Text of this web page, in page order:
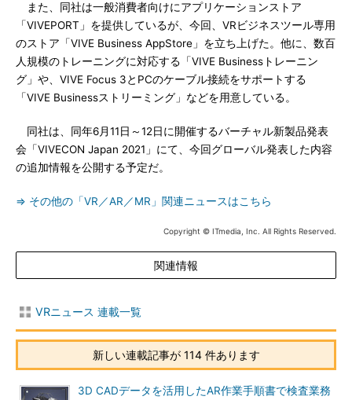
また、同社は一般消費者向けにアプリケーションストア
「VIVEPORT」を提供しているが、今回、VRビジネスツール専用
のストア「VIVE Business AppStore」を立ち上げた。他に、数百
人規模のトレーニングに対応する「VIVE Businessトレーニン
グ」や、VIVE Focus 3とPCのケーブル接続をサポートする
「VIVE Businessストリーミング」などを用意している。
同社は、同年6月11日～12日に開催するバーチャル新製品発表
会「VIVECON Japan 2021」にて、今回グローバル発表した内容
の追加情報を公開する予定だ。
⇒ その他の「VR／AR／MR」関連ニュースはこちら
Copyright © ITmedia, Inc. All Rights Reserved.
関連情報
VRニュース 連載一覧
新しい連載記事が 114 件あります
3D CADデータを活用したAR作業手順書で検査業務